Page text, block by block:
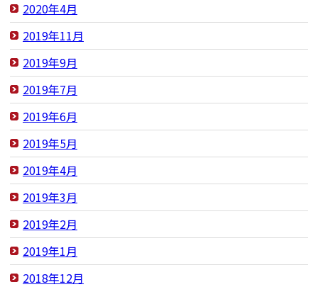
2020年4月
2019年11月
2019年9月
2019年7月
2019年6月
2019年5月
2019年4月
2019年3月
2019年2月
2019年1月
2018年12月